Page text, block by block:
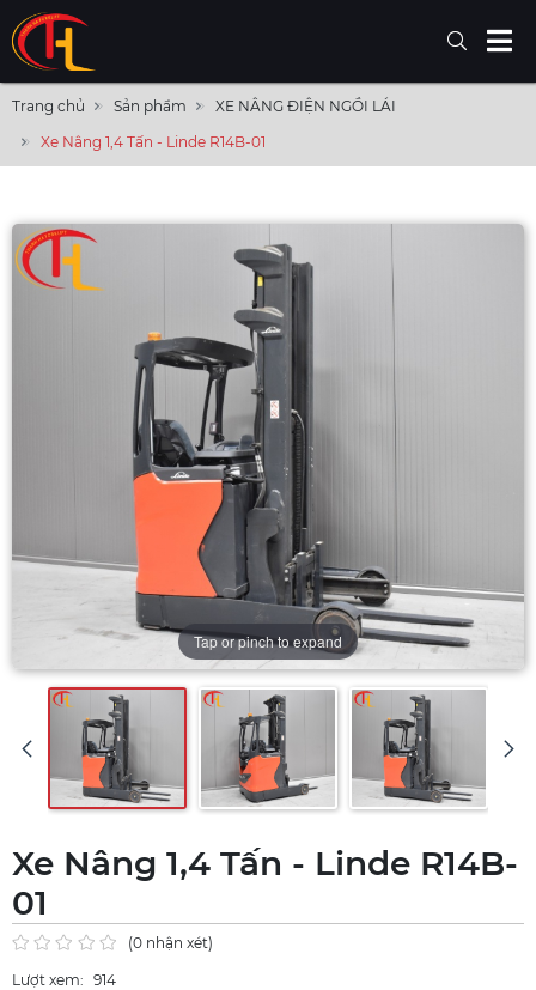
Trang chủ Sản phẩm
XE NÂNG ĐIỆN NGỒI LÁI
Xe Nâng 1,4 Tấn - Linde R14B-01
Tap or pinch to expand
Xe Nâng 1,4 Tấn - Linde R14B-
01
(0 nhận xét)
Lượt xem: 914